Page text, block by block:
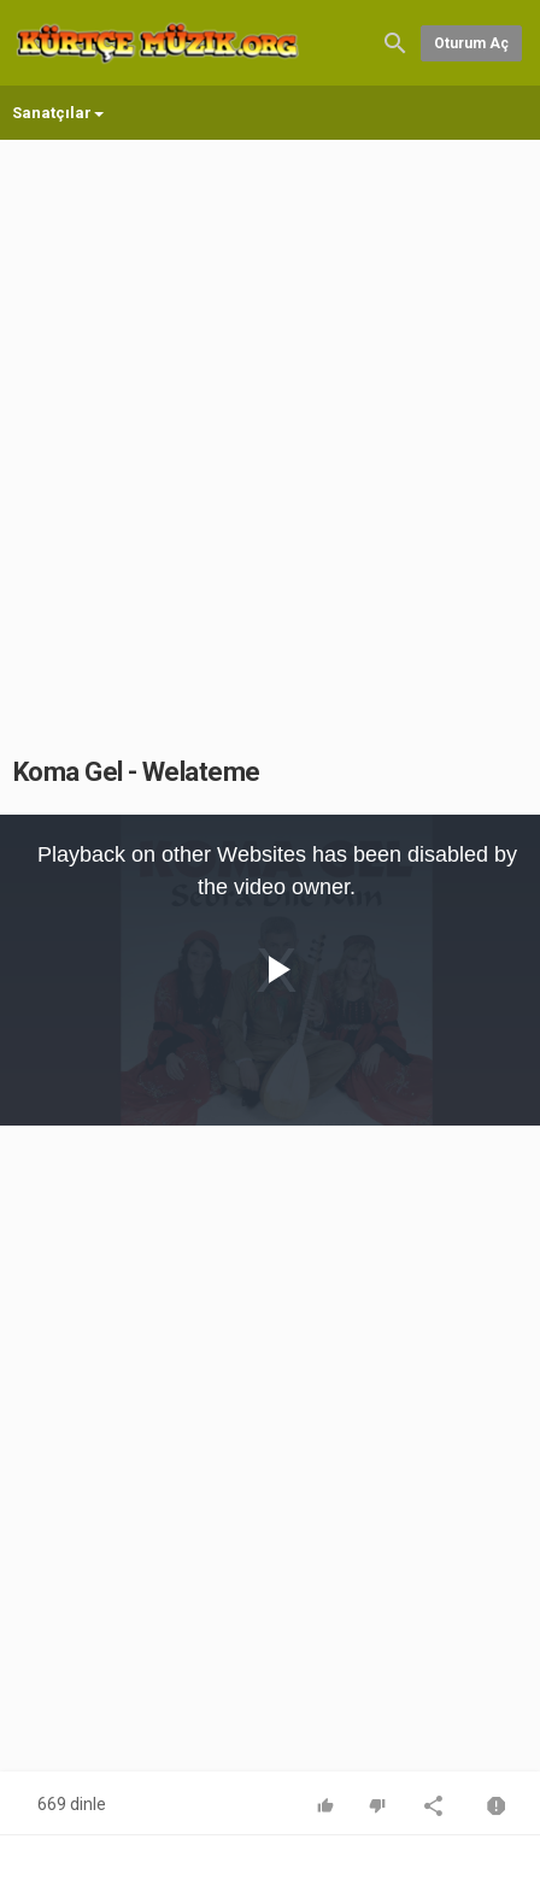
Oturum Aç
Sanatçılar
Koma Gel - Welateme
Video
Playback on other Websites has been disabled by
the video owner.
669 dinle